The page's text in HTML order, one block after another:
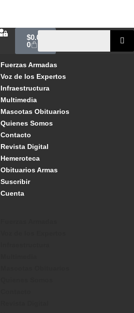
$0.00
0
Fuerzas Armadas
Voz de los Expertos
Infraestructura
Multimedia
Mascotas Obituarios
Quienes Somos
Contacto
Revista Digital
Hemeroteca
Obituarios Armas
Suscribir
Cuenta